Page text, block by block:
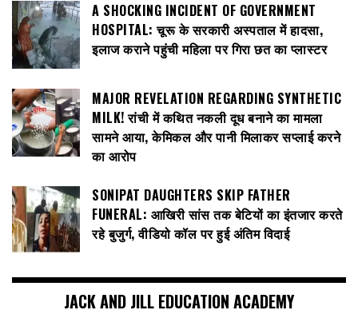
A SHOCKING INCIDENT OF GOVERNMENT
HOSPITAL: चूरू के सरकारी अस्पताल में हादसा,
इलाज कराने पहुंची महिला पर गिरा छत का प्लास्टर
MAJOR REVELATION REGARDING SYNTHETIC
MILK! रांची में कथित नकली दूध बनाने का मामला
सामने आया, केमिकल और पानी मिलाकर सप्लाई करने
का आरोप
SONIPAT DAUGHTERS SKIP FATHER
FUNERAL: आखिरी सांस तक बेटियों का इंतजार करते
रहे बुजुर्ग, वीडियो कॉल पर हुई अंतिम विदाई
JACK AND JILL EDUCATION ACADEMY